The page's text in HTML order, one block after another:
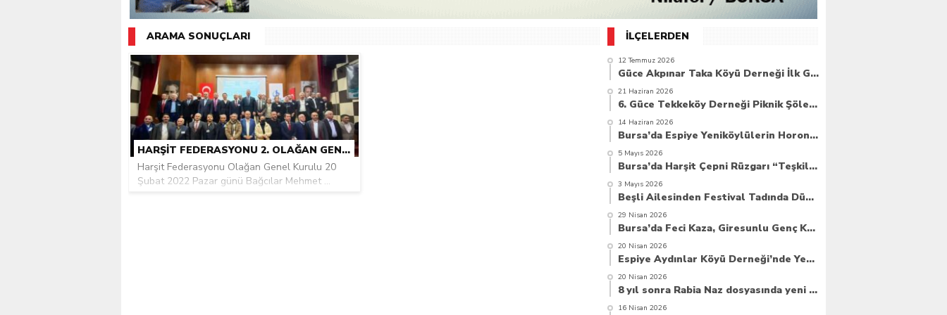
ARAMA SONUÇLARI
HARŞIT FEDERASYONU 2. OLAĞAN GENEL KURULU YAPILDI
Harşit Federasyonu Olağan Genel Kurulu 20
Şubat 2022 Pazar günü Bağcılar Mehmet ...
İLÇELERDEN
12 Temmuz 2026
Güce Akpınar Taka Köyü Derneği İlk Genel Kurulunu Gerçekleştirdi
21 Haziran 2026
6. Güce Tekkeköy Derneği Piknik Şöleni Yoğun Katılımla Gerçekleşti
14 Haziran 2026
Bursa’da Espiye Yeniköylülerin Horonla Başlayan Piknik Şöleni, Geleceğe Atılan Temellerle Taçlandı
5 Mayıs 2026
Bursa’da Harşit Çepni Rüzgarı “Teşkilat Merkezi Coşkuyla Açıldı”
3 Mayıs 2026
Beşli Ailesinden Festival Tadında Düğün Cemiyeti
29 Nisan 2026
Bursa’da Feci Kaza, Giresunlu Genç Kaza Kurbanı Oldu
20 Nisan 2026
Espiye Aydınlar Köyü Derneği’nde Yeni Dönem: Genç Yönetim Göreve Başladı
20 Nisan 2026
8 yıl sonra Rabia Naz dosyasında yeni umut
16 Nisan 2026